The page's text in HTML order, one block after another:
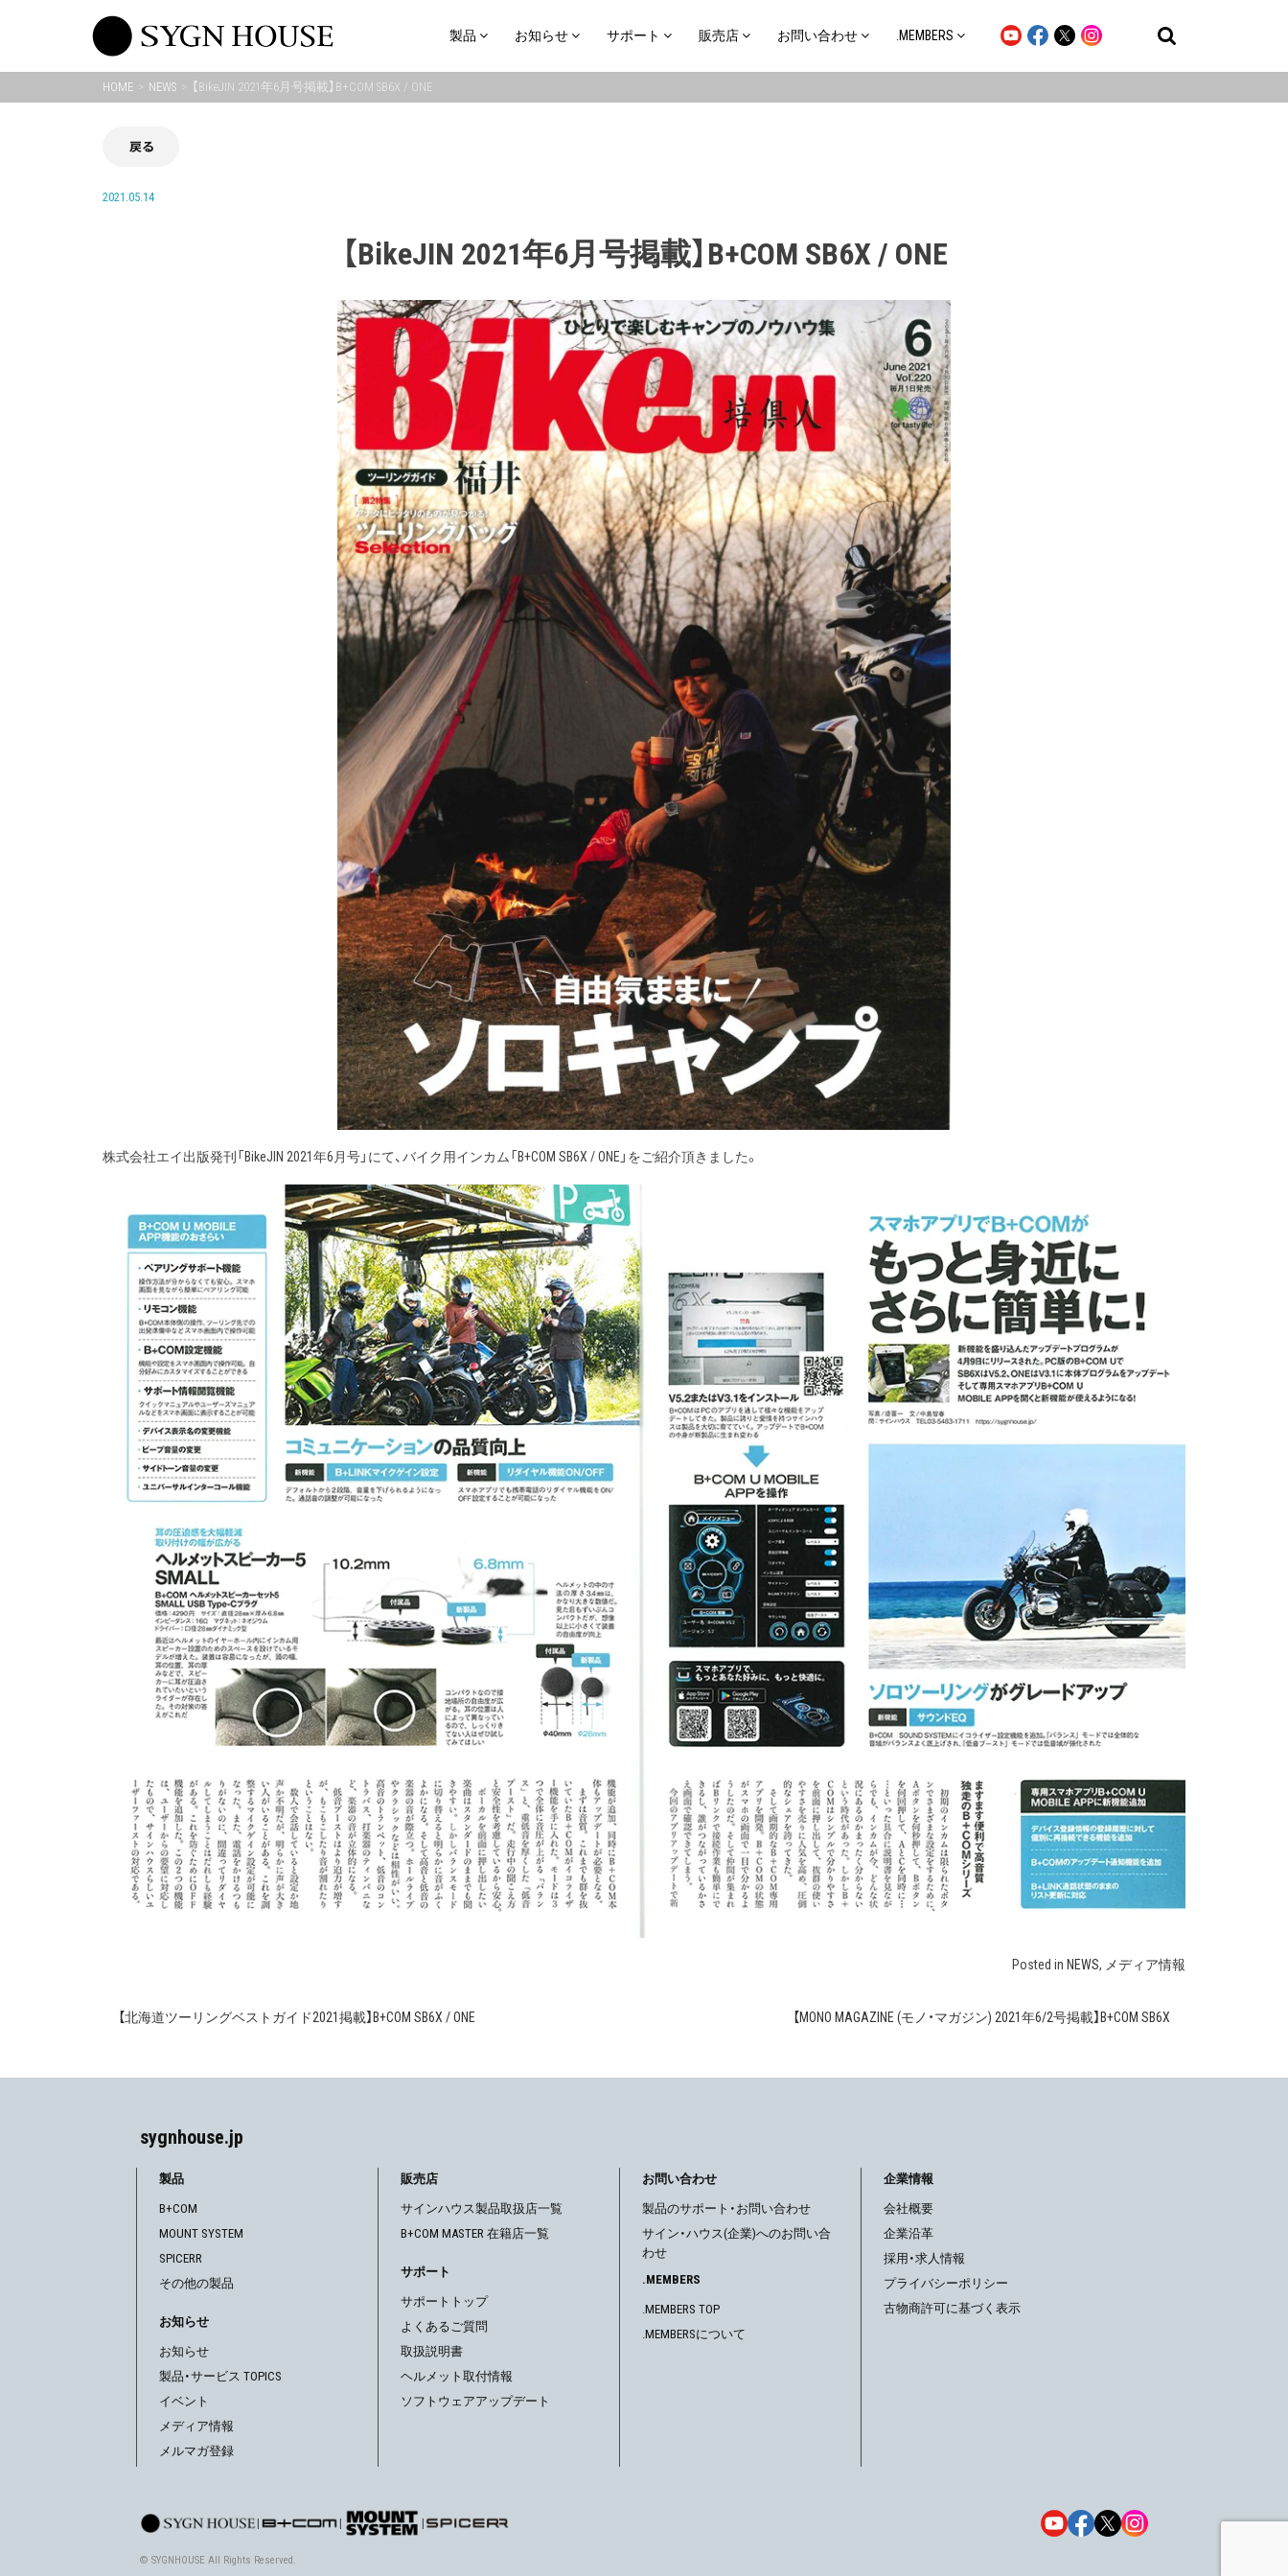
製品 お知らせ サポート 販売店 お問い合わせ .MEMBERS
HOME NEWS 【BikeJIN 2021年6月号掲載】B+COM SB6X / ONE
戻る
2021.05.14
【BikeJIN 2021年6月号掲載】B+COM SB6X / ONE
株式会社エイ出版発刊「BikeJIN 2021年6月号」にて、バイク用インカム「B+COM SB6X / ONE」をご紹介頂きました。
Posted in NEWS, メディア情報
投
【北海道ツーリングベストガイド2021掲載】B+COM SB6X / ONE 【MONO MAGAZINE (モノ・マガジン) 2021年6/2号掲載】B+COM SB6X
sygnhouse.jp
製品
B+COM
MOUNT SYSTEM
SPICERR
その他の製品
お知らせ
お知らせ
製品・サービス TOPICS
イベント
メディア情報
メルマガ登録
販売店
サインハウス製品取扱店一覧
B+COM MASTER 在籍店一覧
サポート
サポートトップ
よくあるご質問
取扱説明書
ヘルメット取付情報
ソフトウェアアップデート
お問い合わせ
製品のサポート・お問い合わせ
サイン・ハウス(企業)へのお問い合
わせ
.MEMBERS
.MEMBERS TOP
.MEMBERSについて
企業情報
会社概要
企業沿革
採用・求人情報
プライバシーポリシー
古物商許可に基づく表示
| | |
© SYGNHOUSE All Rights Reserved.